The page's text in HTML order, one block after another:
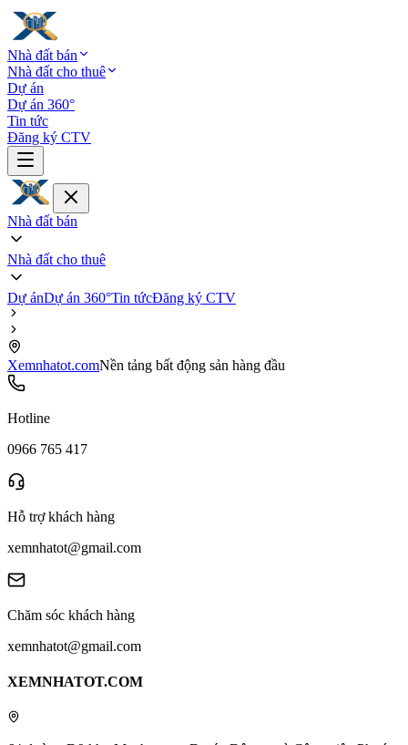
Nhà đất bán
Nhà đất cho thuê
Dự án
Dự án 360°
Tin tức
Đăng ký CTV
Nhà đất bán
Nhà đất cho thuê
Dự ánDự án 360°Tin tứcĐăng ký CTV
Xemnhatot.comNền tảng bất động sản hàng đầu
Hotline
0966 765 417
Hỗ trợ khách hàng
xemnhatot@gmail.com
Chăm sóc khách hàng
xemnhatot@gmail.com
XEMNHATOT.COM